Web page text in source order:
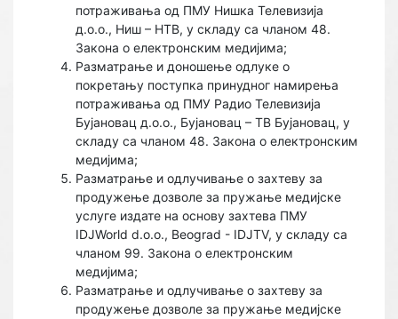
потраживања од ПМУ Нишка Телевизија
д.о.о., Ниш – НТВ, у складу са чланом 48.
Закона о електронским медијима;
Разматрање и доношење одлуке o
покретању поступка принудног намирења
потраживања од ПМУ Радио Телевизија
Бујановац д.о.о., Бујановац – ТВ Бујановац, у
складу са чланом 48. Закона о електронским
медијима;
Разматрање и одлучивање o захтеву за
продужење дозволе за пружање медијске
услуге издате на основу захтева ПМУ
IDJWorld d.o.o., Beograd - IDJТV, у складу са
чланом 99. Закона о електронским
медијима;
Разматрање и одлучивање o захтеву за
продужење дозволе за пружање медијске